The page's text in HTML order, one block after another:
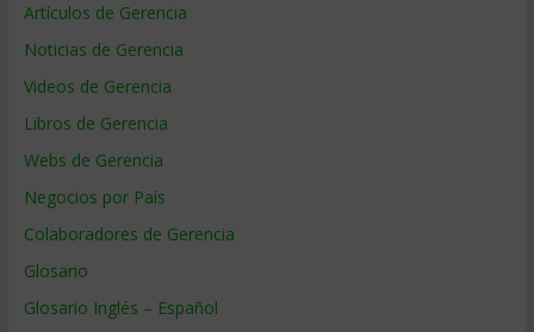
Artículos de Gerencia
Noticias de Gerencia
Videos de Gerencia
Libros de Gerencia
Webs de Gerencia
Negocios por País
Colaboradores de Gerencia
Glosario
Glosario Inglés – Español